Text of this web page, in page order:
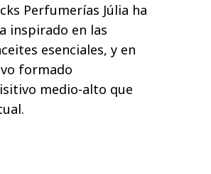
Perfumerías Júlia ha
inspirado en las
esenciales, y en
formado
medio-alto que